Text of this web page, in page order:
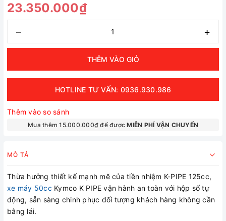
23.350.000₫
– +
THÊM VÀO GIỎ
HOTLINE TƯ VẤN: 0936.930.986
Thêm vào so sánh
Mua thêm 15.000.000₫ để đượcMIỄN PHÍ VẬN CHUYỂN
MÔ TẢ
Thừa hưởng thiết kế mạnh mẽ của tiền nhiệm K-PIPE 125cc,
xe máy 50cc Kymco K PIPE vận hành an toàn với hộp số tự
động, sẵn sàng chinh phục đối tượng khách hàng không cần
bằng lái.